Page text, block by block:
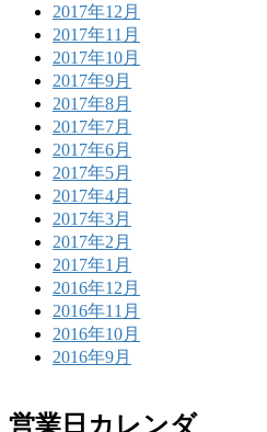
2017年12月
2017年11月
2017年10月
2017年9月
2017年8月
2017年7月
2017年6月
2017年5月
2017年4月
2017年3月
2017年2月
2017年1月
2016年12月
2016年11月
2016年10月
2016年9月
営業日カレンダ